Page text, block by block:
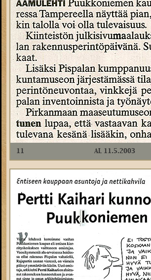
11 AL 11.5.2003